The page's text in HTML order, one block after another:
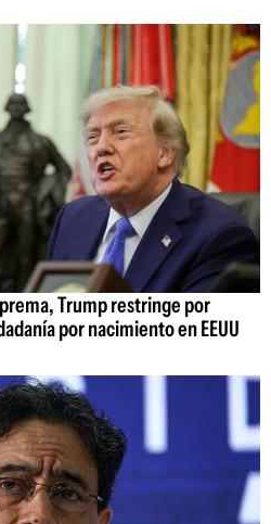
Trump restringe por
por nacimiento en EEUU